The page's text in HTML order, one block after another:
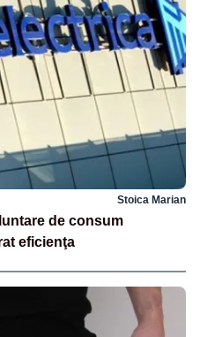
Stoica Marian
de consum
eficienţa